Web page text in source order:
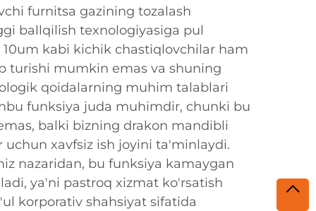
furnitsa gazining tozalash
ballqilish texnologiyasiga pul
10um kabi kichik chastiqlovchilar ham
turishi mumkin emas va shuning
qoidalarning muhim talablari
funksiya juda muhimdir, chunki bu
balki bizning drakon mandibli
uchun xavfsiz ish joyini ta'minlaydi.
nazaridan, bu funksiya kamaygan
ya'ni pastroq xizmat ko'rsatish
korporativ shahsiyat sifatida